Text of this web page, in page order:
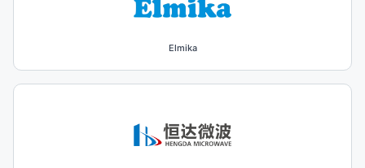
Elmika